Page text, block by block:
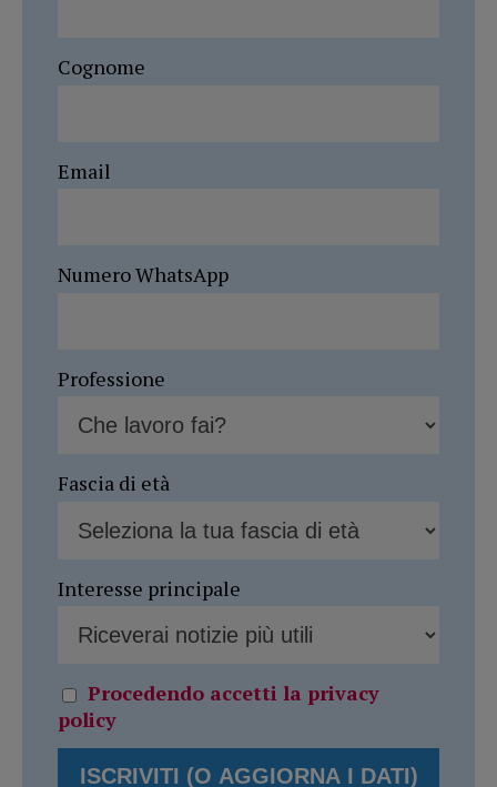
Cognome
Email
Numero WhatsApp
Professione
Fascia di età
Interesse principale
Procedendo accetti la privacy
policy